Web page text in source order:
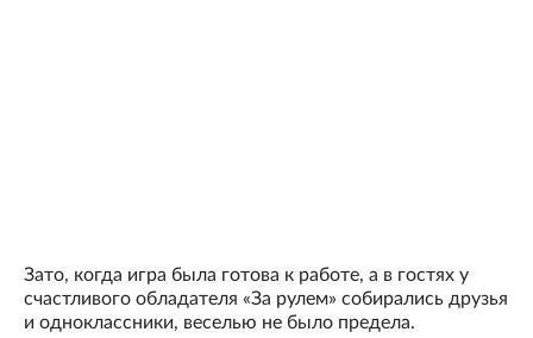
Зато, когда игра была готова к работе, а в гостях у
счастливого обладателя «За рулем» собирались друзья
и одноклассники, веселью не было предела.